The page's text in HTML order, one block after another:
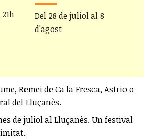
Del 28 de juliol al 8
d'agost
Remei de Ca la Fresca, Astrio o
del Lluçanès.
de juliol al Lluçanès. Un festival